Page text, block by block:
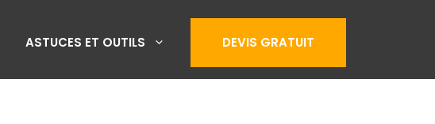
ASTUCES ET OUTILS DEVIS GRATUIT